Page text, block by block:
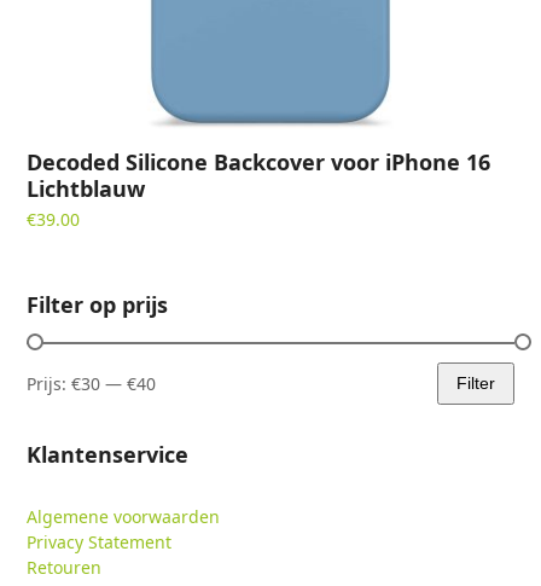
Decoded Silicone Backcover voor iPhone 16
Lichtblauw
€39.00
Filter op prijs
Min.
Max.
Filter
Prijs:€30 —€40
Klantenservice
Algemene voorwaarden
Privacy Statement
Retouren